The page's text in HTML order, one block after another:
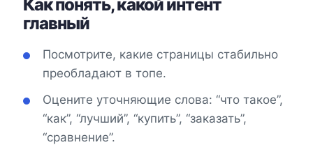
Как понять, какой интент
главный
Посмотрите, какие страницы стабильно
преобладают в топе.
Оцените уточняющие слова: “что такое”,
“как”, “лучший”, “купить”, “заказать”,
“сравнение”.